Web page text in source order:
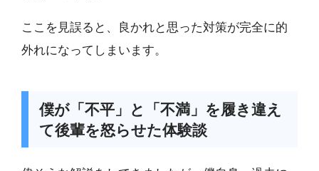
ここを見誤ると、良かれと思った対策が完全に的
外れになってしまいます。
僕が「不平」と「不満」を履き違え
て後輩を怒らせた体験談